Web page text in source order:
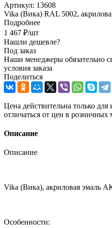
Артикул: 13608
Vika (Вика) RAL 5002,
Подробнее
1 467 ₽/шт
Нашли дешевле?
Под заказ
Наши менеджеры обязательно
условия заказа
Поделиться
Цена действительна только
отличаться от цен в розничных
Описание
Описание
Vika (Вика), акриловая эмаль
Особенности: